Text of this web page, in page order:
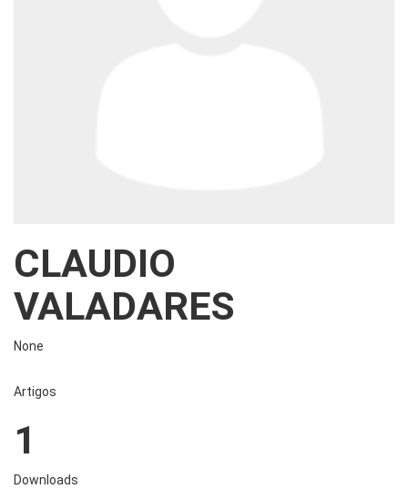
CLAUDIO
VALADARES
None
Artigos
1
Downloads